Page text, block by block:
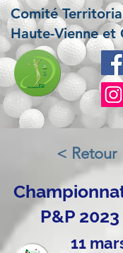
Comité
Haute-Vienne et
< Retour
P&P
11